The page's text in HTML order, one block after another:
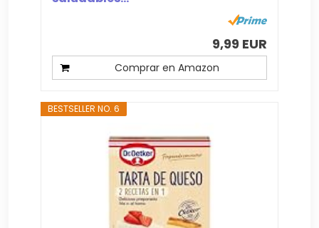
9,99 EUR
Comprar en Amazon
BESTSELLER NO. 6